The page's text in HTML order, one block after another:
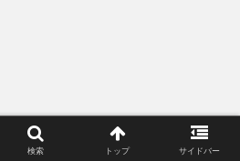
検索 トップ サイドバー